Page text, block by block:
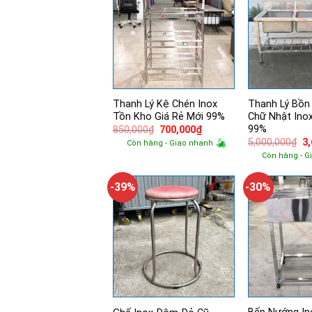
Thanh Lý Kệ Chén Inox
Tồn Kho Giá Rẻ Mới 99%
850,000₫ Giá
gốc
là:
700,000₫Giá
hiện
tại
Còn hàng - Giao nhanh
Thanh Lý
Chữ Nhật
99%
5,000,000₫
là:
Còn hàng -
-39% -30%